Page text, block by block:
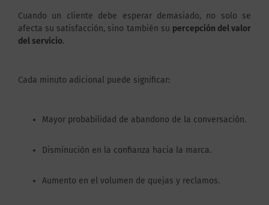
Cuando un cliente debe esperar demasiado, no solo se
afecta su satisfacción, sino también su percepción del valor
del servicio.
Cada minuto adicional puede significar:
Mayor probabilidad de abandono de la conversación.
Disminución en la confianza hacia la marca.
Aumento en el volumen de quejas y reclamos.